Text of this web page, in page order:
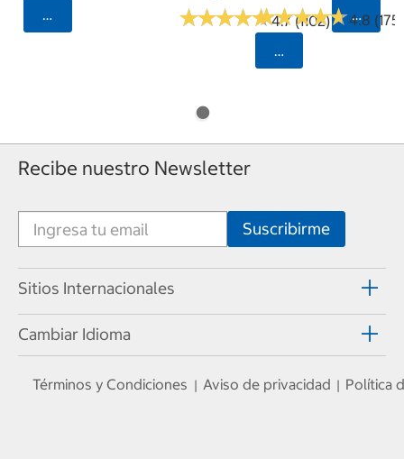
Seleccionar Código Postal
★★★★★
★★★★★4.7 (1102)
★★★★★
★★★★★4.8 (175)
Seleccionar
Recibe nuestro Newsletter
Sitios Internacionales
Cambiar Idioma
Términos y Condiciones | Aviso de privacidad | Política